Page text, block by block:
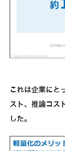
これは企業にと
スト、推論コス
した。